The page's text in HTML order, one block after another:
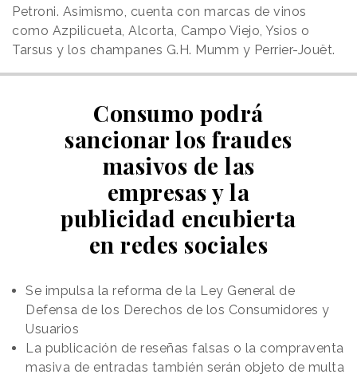
Petroni. Asimismo, cuenta con marcas de vinos
como Azpilicueta, Alcorta, Campo Viejo, Ysios o
Tarsus y los champanes G.H. Mumm y Perrier-Jouët.
Consumo podrá
sancionar los fraudes
masivos de las
empresas y la
publicidad encubierta
en redes sociales
Se impulsa la reforma de la Ley General de
Defensa de los Derechos de los Consumidores y
Usuarios
La publicación de reseñas falsas o la compraventa
masiva de entradas también serán objeto de multa